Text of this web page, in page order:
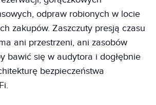
odpraw robionych w locie
zakupów. Zaszczuty presją czasu
ani przestrzeni, ani zasobów
bawić się w audytora i dogłębnie
bezpieczeństwa